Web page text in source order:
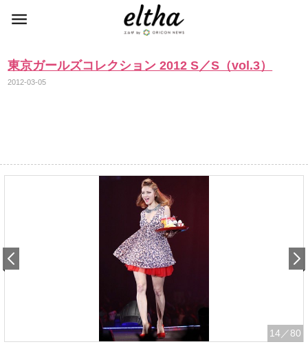
東京ガールズコレクション 2012 S／S（vol.3）
2012-03-05
14 ／80